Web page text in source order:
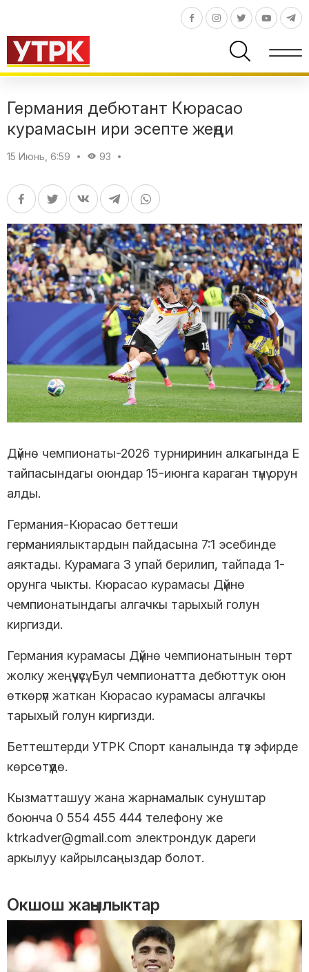
Германия дебютант Кюрасао
курамасын ири эсепте жеңди
15 Июнь, 6:59 93
Дүйнө чемпионаты-2026 турниринин алкагында Е
тайпасындагы оюндар 15-июнга караган түнү орун
алды.
Германия-Кюрасао беттеши
германиялыктардын пайдасына 7:1 эсебинде
аяктады. Курамага 3 упай берилип, тайпада 1-
орунга чыкты. Кюрасао курамасы Дүйнө
чемпионатындагы алгачкы тарыхый голун
киргизди.
Германия курамасы Дүйнө чемпионатынын төрт
жолку жеңүүчүсү. Бул чемпионатта дебюттук оюн
өткөрүп жаткан Кюрасао курамасы алгачкы
тарыхый голун киргизди.
Беттештерди УТРК Спорт каналында түз эфирде
көрсөтүүдө.
Кызматташуу жана жарнамалык сунуштар
боюнча 0 554 455 444 телефону же
ktrkadver@gmail.com электрондук дареги
аркылуу кайрылсаңыздар болот.
Окшош жаңылыктар